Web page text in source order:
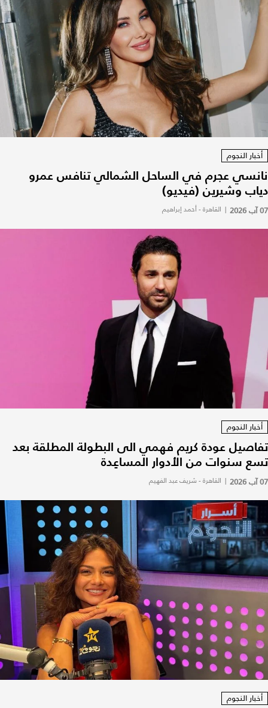
أخبار النجوم
نانسي عجرم في الساحل الشمالي تنافس عمرو
دياب وشيرين (فيديو)
07 آب 2026 | القاهرة - أحمد إبراهيم
أخبار النجوم
تفاصيل عودة كريم فهمي الى البطولة المطلقة بعد
تسع سنوات من الأدوار المساعِدة
07 آب 2026 | القاهرة - شريف عبد الفهيم
أخبار النجوم